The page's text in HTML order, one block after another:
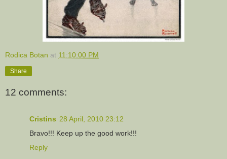
Rodica Botan at 11:10:00 PM
Share
12 comments:
Cristins 28 April, 2010 23:12
Bravo!!! Keep up the good work!!!
Reply